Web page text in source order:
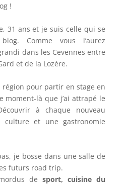
!
31 ans et je suis celle qui se
Comme vous l’aurez
dans les Cevennes entre
et de la Lozère.
région pour partir en stage en
moment-là que j’ai attrapé le
à chaque nouveau
culture et une gastronomie
je bosse dans une salle de
futurs road trip.
desport, cuisine du